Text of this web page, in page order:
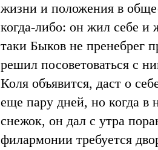
жизни и положения в
когда-либо: он жил себе
таки Быков не пренебрег
решил посоветоваться с
Коля объявится, даст о
еще пару дней, но когда в
снежок, он дал с утра
филармонии требуется